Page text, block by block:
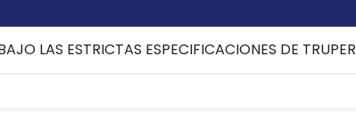
LAS ESTRICTAS ESPECIFICACIONES DE TRUPER